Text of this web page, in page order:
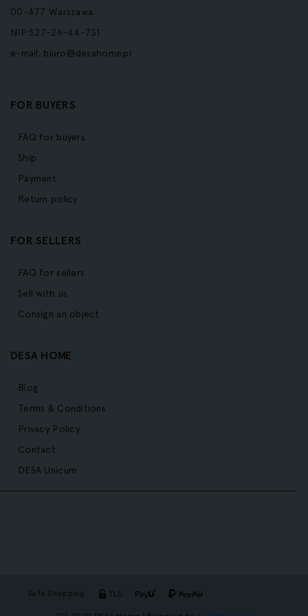
00-477 Warszawa
NIP:527-26-44-731
e-mail: biuro@desahome.pl
FOR BUYERS
FAQ for buyers
Ship
Payment
Return policy
FOR SELLERS
FAQ for sellers
Sell with us
Consign an object
DESA HOME
Blog
Terms & Conditions
Privacy Policy
Contact
DESA Unicum
Safe Shopping: TLS